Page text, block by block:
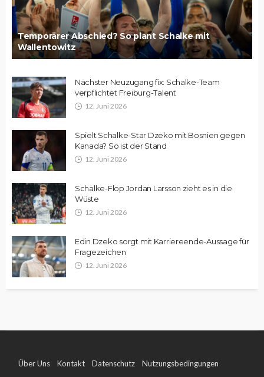
Temporärer Abschied? So plant Schalke mit
Wallentowitz
Nächster Neuzugang fix: Schalke-Team
verpflichtet Freiburg-Talent
12. Juni 2026
Spielt Schalke-Star Dzeko mit Bosnien gegen
Kanada? So ist der Stand
12. Juni 2026
Schalke-Flop Jordan Larsson zieht es in die
Wüste
12. Juni 2026
Edin Dzeko sorgt mit Karriereende-Aussage für
Fragezeichen
12. Juni 2026
Über Uns Kontakt Datenschutz Nutzungsbedingungen